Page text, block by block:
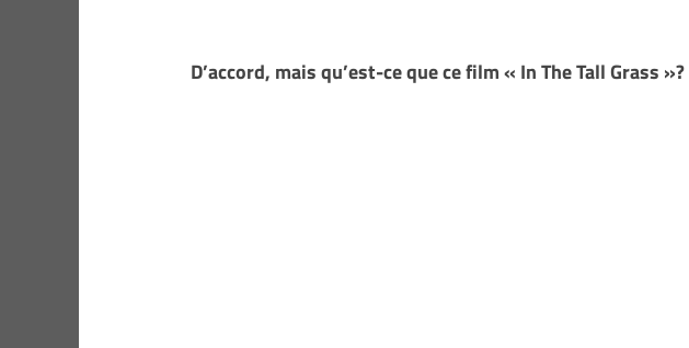
D’accord, mais qu’est-ce que ce film « In The Tall Grass »?